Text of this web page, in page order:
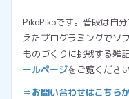
PikoPikoです。普段は自
えたプログラミングでソ
ものづくりに挑戦する雑
ールページをご覧くださ
⇒お問い合わせはこちら